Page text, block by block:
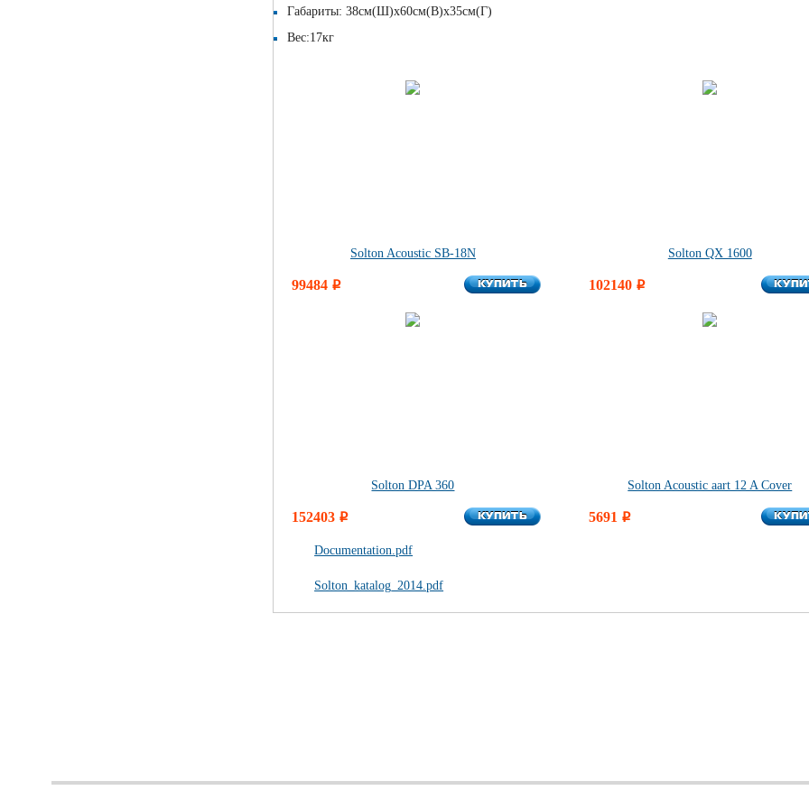
Габариты: 38см(Ш)х60см(В)х35см(Г)
Вес:17кг
Solton Acoustic SB-18N
99484 i КУПИТЬ
КУПИТЬ
Solton QX 1600
102140 i
Solton DPA 360
152403 i КУПИТЬ
КУПИТЬ
Solton Acoustic aart 12 A Cover
5691 i
Documentation.pdf
Solton_katalog_2014.pdf